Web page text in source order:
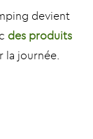
devient
des produits
la journée.